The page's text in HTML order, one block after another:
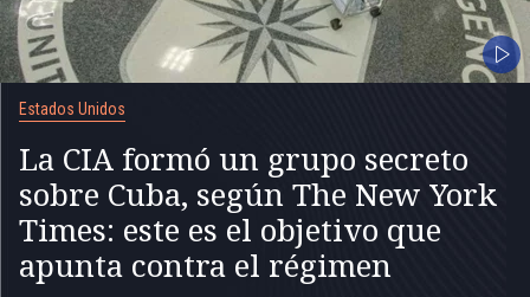
Estados Unidos
La CIA formó un grupo secreto
sobre Cuba, según The New York
Times: este es el objetivo que
apunta contra el régimen